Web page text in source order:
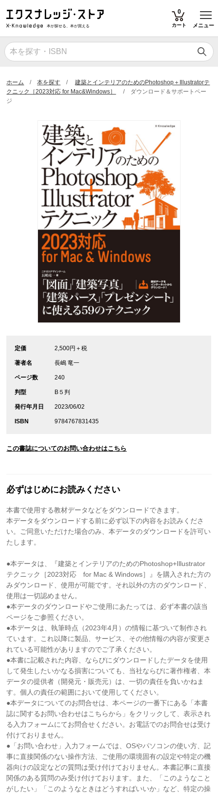
本が探せる、本が買える
0
カート メニュー
ホーム 本を探す
建築とインテリアのためのPhotoshop＋Illustratorテ
クニック［2023対応 for Mac&Windows］
ダウンロード＆サポートペー
ジ
定価 2,500円＋税
著者名 長嶋 竜一
ページ数 240
判型 B５判
発行年月日 2023/06/02
ISBN 9784767831435
この書誌についてのお問い合わせはこちら
必ずはじめにお読みください
本書で使用する教材データなどをダウンロードできます。
本データをダウンロードする前に必ず以下の内容をお読みくださ
い。ご同意いただけた場合のみ、本データのダウンロードを許可い
たします。
●本データは、『建築とインテリアのためのPhotoshop+Illustrator
テクニック［2023対応 for Mac & Windows］』を購入された方の
みダウンロード、使用が可能です。それ以外の方のダウンロード、
使用は一切認めません。
●本データのダウンロードやご使用にあたっては、必ず本書の該当
ページをご参照ください。
●本データは、執筆時点（2023年4月）の情報に基づいて制作され
ています。これ以降に製品、サービス、その他情報の内容が変更さ
れている可能性がありますのでご了承ください。
●本書に記載された内容、ならびにダウンロードしたデータを使用
して発生したいかなる損害についても、当社ならびに著作権者、本
データの提供者（開発元・販売元）は、一切の責任を負いかねま
す。個人の責任の範囲において使用してください。
●本データについてのお問合せは、本ページの一番下にある「本書
誌に関するお問い合わせはこちらから」をクリックして、表示され
る入力フォームにてお問合せください。お電話でのお問合せは受け
付けておりません。
●「お問い合わせ」入力フォームでは、OSやパソコンの使い方、記
事に直接関係のない操作方法、ご使用の環境固有の設定や特定の機
器向けの設定などの質問は受け付けておりません。本書記事に直接
関係のある質問のみ受け付けております。また、「このようなこと
がしたい」「このようなときはどうすればいいか」など、特定の操